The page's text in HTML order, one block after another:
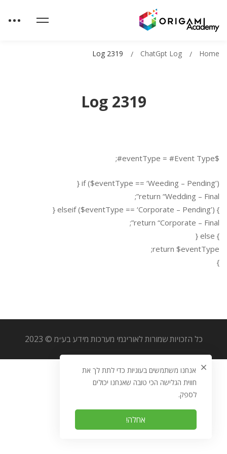
Log 2319
Home
ChatGpt Log
Log 2319
$eventType = #Event Type#;
if ($eventType == ‘Weeding – Pending’) {
return “Wedding – Final”;
} elseif ($eventType == ‘Corporate – Pending’) {
return “Corporate – Final”;
} else {
return $eventType;
}
כל הזכויות שמורות לאוריגמי מערכות מידע בע״מ © 2023
אנחנו משתמשים בעוגיות כדי לתת לך את
חווית הגלישה הכי טובה שאנחנו יכולים
לספק.
אחלה!